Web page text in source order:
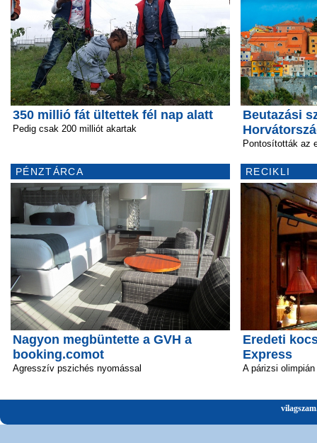
350 millió fát ültettek fél nap alatt
Pedig csak 200 milliót akartak
PÉNZTÁRCA
Nagyon megbüntette a GVH a
booking.comot
Agresszív pszichés nyomással
Beutazási
Pontosították az
RECIKLI
Eredeti
Express
A párizsi olimpián